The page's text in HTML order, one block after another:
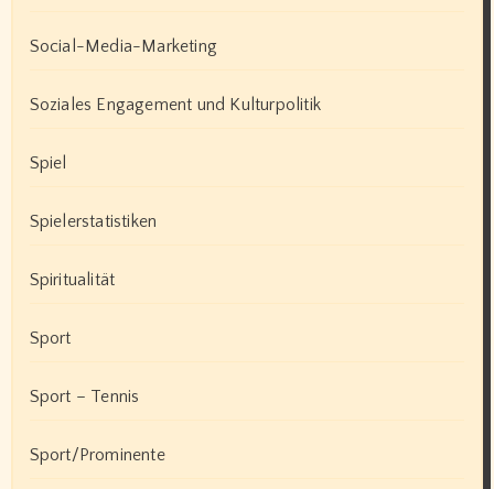
Social-Media-Marketing
Soziales Engagement und Kulturpolitik
Spiel
Spielerstatistiken
Spiritualität
Sport
Sport – Tennis
Sport/Prominente